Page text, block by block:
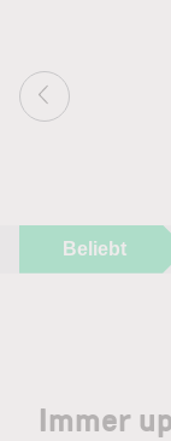
Beliebt
Immer